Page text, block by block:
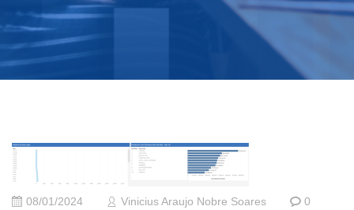
08/01/2024 Vinicius Araujo Nobre Soares
0